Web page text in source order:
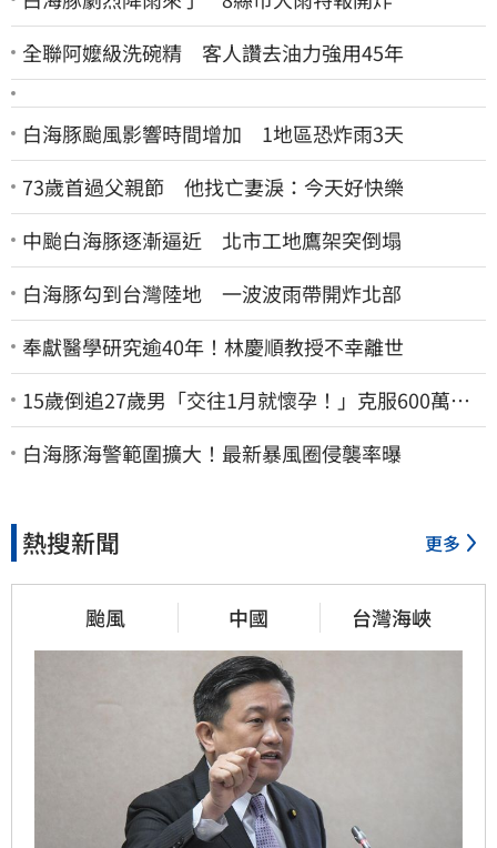
全聯阿嬤級洗碗精 客人讚去油力強用45年
白海豚颱風影響時間增加 1地區恐炸雨3天
73歲首過父親節 他找亡妻淚：今天好快樂
中颱白海豚逐漸逼近 北市工地鷹架突倒塌
白海豚勾到台灣陸地 一波波雨帶開炸北部
奉獻醫學研究逾40年！林慶順教授不幸離世
15歲倒追27歲男「交往1月就懷孕！」克服600萬債
務 36歲美魔女當阿嬤了
白海豚海警範圍擴大！最新暴風圈侵襲率曝
熱搜新聞 更多
颱風 中國 台灣海峽